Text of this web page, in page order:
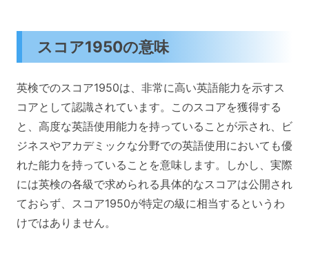
スコア1950の意味
英検でのスコア1950は、非常に高い英語能力を示すス
コアとして認識されています。このスコアを獲得する
と、高度な英語使用能力を持っていることが示され、ビ
ジネスやアカデミックな分野での英語使用においても優
れた能力を持っていることを意味します。しかし、実際
には英検の各級で求められる具体的なスコアは公開され
ておらず、スコア1950が特定の級に相当するというわ
けではありません。